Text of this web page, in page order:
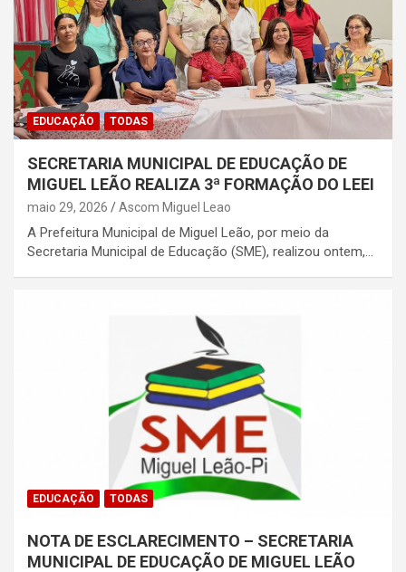
EDUCAÇÃO TODAS
SECRETARIA MUNICIPAL DE EDUCAÇÃO DE
MIGUEL LEÃO REALIZA 3ª FORMAÇÃO DO LEEI
maio 29, 2026 Ascom Miguel Leao
A Prefeitura Municipal de Miguel Leão, por meio da
Secretaria Municipal de Educação (SME), realizou ontem,…
EDUCAÇÃO TODAS
NOTA DE ESCLARECIMENTO – SECRETARIA
MUNICIPAL DE EDUCAÇÃO DE MIGUEL LEÃO